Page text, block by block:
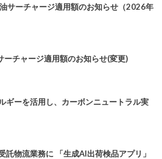
サーチャージ適用額のお知らせ（2026年
チャージ適用額のお知らせ(変更)
ギーを活用し、カーボンニュートラル実
託物流業務に 「生成AI出荷検品アプリ」